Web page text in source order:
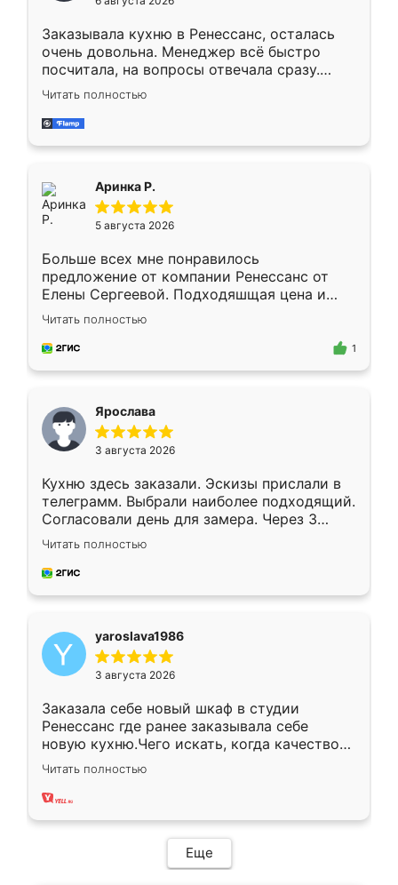
мебели буду заказывать только здесь.
Заказывала кухню в Ренессанс, осталась
очень довольна. Менеджер всё быстро
посчитала, на вопросы отвечала сразу.
Замерщик приехал в субботу, подошёл к
делу со всей ответственностью. Собрали
за день, ребята работали аккуратно, даже
Читать полностью
Аринка Р.
5 августа 2026
Больше всех мне понравилось
предложение от компании Ренессанс от
Елены Сергеевой. Подходяшщая цена и
короткие сроки изготовления. Приехавший
для замера сотрудник Владислав
предложил по моему эскизу самый
Читать полностью
1
Ярослава
3 августа 2026
Кухню здесь заказали. Эскизы прислали в
телеграмм. Выбрали наиболее подходящий.
Согласовали день для замера. Через 3
недели кухня была уже готова. Остались
довольны работой. Спасибо Ренессанс
мебель за качественную работу!
Читать полностью
yaroslava1986
3 августа 2026
Заказала себе новый шкаф в студии
Ренессанс где ранее заказывала себе
новую кухню.Чего искать, когда качеством
вполне довольна. Служит кухня уже почти
два года, нареканий нет.
Читать полностью
Еще